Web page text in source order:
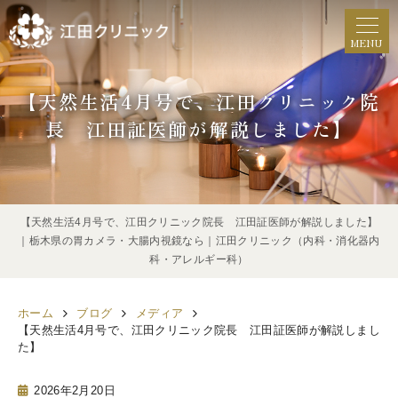
MENU
【天然生活4月号で、江田クリニック院
長 江田証医師が解説しました】
【天然生活4月号で、江田クリニック院長 江田証医師が解説しました】
｜栃木県の胃カメラ・大腸内視鏡なら｜江田クリニック（内科・消化器内
科・アレルギー科）
ホーム ブログ
メディア
【天然生活4月号で、江田クリニック院長 江田証医師が解説しまし
た】
2026年2月20日